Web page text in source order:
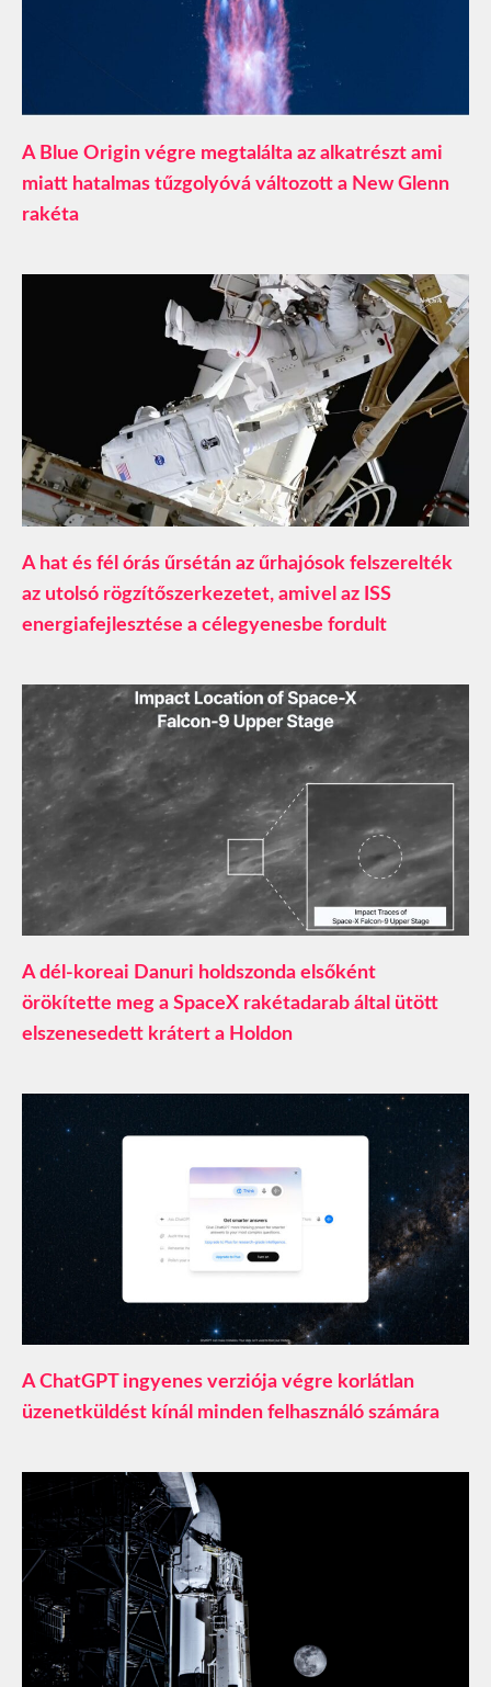
A Blue Origin végre megtalálta az alkatrészt ami
miatt hatalmas tűzgolyóvá változott a New Glenn
rakéta
A hat és fél órás űrsétán az űrhajósok felszerelték
az utolsó rögzítőszerkezetet, amivel az ISS
energiafejlesztése a célegyenesbe fordult
A dél-koreai Danuri holdszonda elsőként
örökítette meg a SpaceX rakétadarab által ütött
elszenesedett krátert a Holdon
A ChatGPT ingyenes verziója végre korlátlan
üzenetküldést kínál minden felhasználó számára